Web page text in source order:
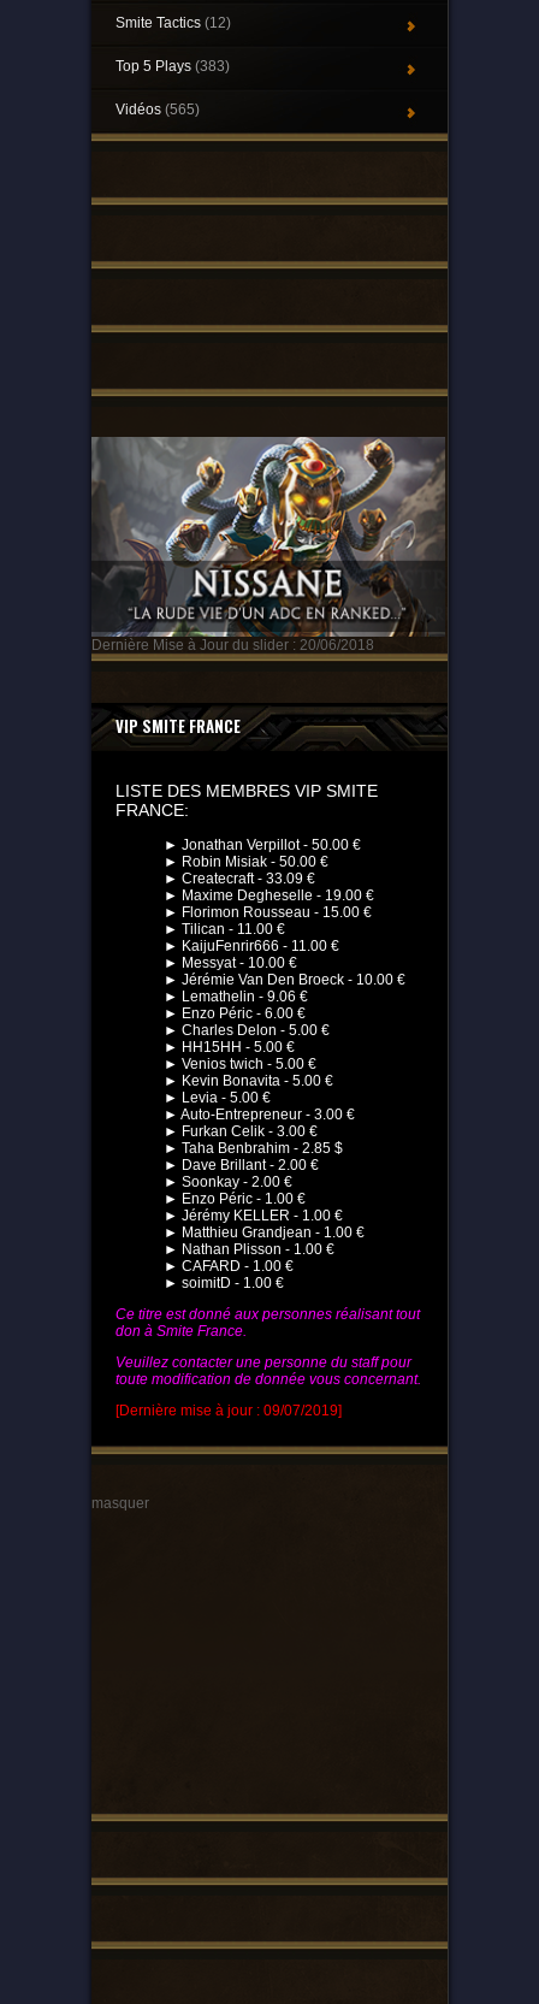
Smite Tactics (12)
Top 5 Plays (383)
Vidéos (565)
Dernière Mise à Jour du slider : 20/06/2018
VIP SMITE FRANCE
LISTE DES MEMBRES VIP SMITE
FRANCE:
► Jonathan Verpillot - 50.00 €
► Robin Misiak - 50.00 €
► Createcraft - 33.09 €
► Maxime Degheselle - 19.00 €
► Florimon Rousseau - 15.00 €
► Tilican - 11.00 €
► KaijuFenrir666 - 11.00 €
► Messyat - 10.00 €
► Jérémie Van Den Broeck - 10.00 €
► Lemathelin - 9.06 €
► Enzo Péric - 6.00 €
► Charles Delon - 5.00 €
► HH15HH - 5.00 €
► Venios twich - 5.00 €
► Kevin Bonavita - 5.00 €
► Levia - 5.00 €
► Auto-Entrepreneur - 3.00 €
► Furkan Celik - 3.00 €
► Taha Benbrahim - 2.85 $
► Dave Brillant - 2.00 €
► Soonkay - 2.00 €
► Enzo Péric - 1.00 €
► Jérémy KELLER - 1.00 €
► Matthieu Grandjean - 1.00 €
► Nathan Plisson - 1.00 €
► CAFARD - 1.00 €
► soimitD - 1.00 €
Ce titre est donné aux personnes réalisant tout
don à Smite France.
Veuillez contacter une personne du staff pour
toute modification de donnée vous concernant.
[Dernière mise à jour : 09/07/2019]
masquer